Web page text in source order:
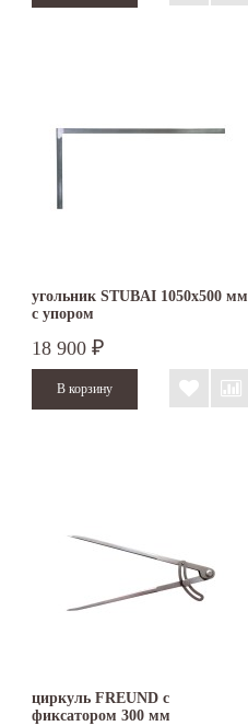
угольник STUBAI 1050х500 мм
с упором
18 900 ₽
циркуль FREUND с
фиксатором 300 мм